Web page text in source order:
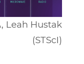
Leah Hustak
(STScI)